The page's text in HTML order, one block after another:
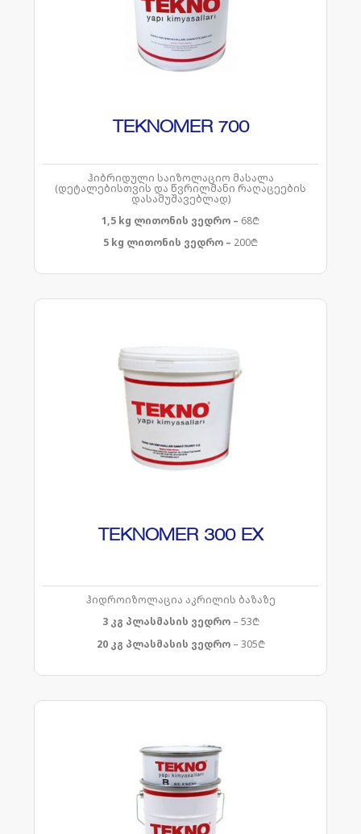
TEKNOMER 700
ჰიბრიდული საიზოლაციო მასალა
(დეტალებისთვის და წვრილმანი რაღაცეების
დასამუშავებლად)
1,5 kg ლითონის ვედრო – 68₾
5 kg ლითონის ვედრო – 200₾
TEKNOMER 300 EX
ჰიდროიზოლაცია აკრილის ბაზაზე
3 კგ პლასმასის ვედრო– 53₾
20 კგ პლასმასის ვედრო– 305₾